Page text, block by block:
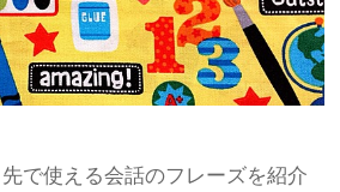
で使える会話のフレーズを紹介